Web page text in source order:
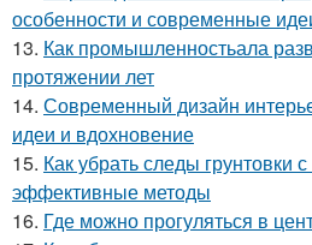
особенности и современные
13. Как промышленностьала
протяжении лет
14. Современный дизайн
идеи и вдохновение
15. Как убрать следы грунтовки
эффективные методы
16. Где можно прогуляться в